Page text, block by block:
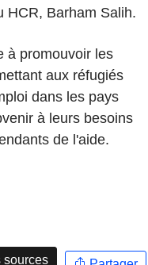
HCR, Barham Salih.
à promouvoir les
aux réfugiés
dans les pays
à leurs besoins
de l'aide.
sources